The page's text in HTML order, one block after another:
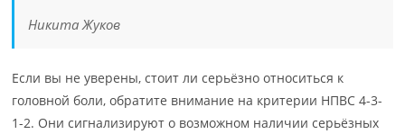
Никита Жуков
Если вы не уверены, стоит ли серьёзно относиться к
головной боли, обратите внимание на критерии НПВС 4-3-
1-2. Они сигнализируют о возможном наличии серьёзных